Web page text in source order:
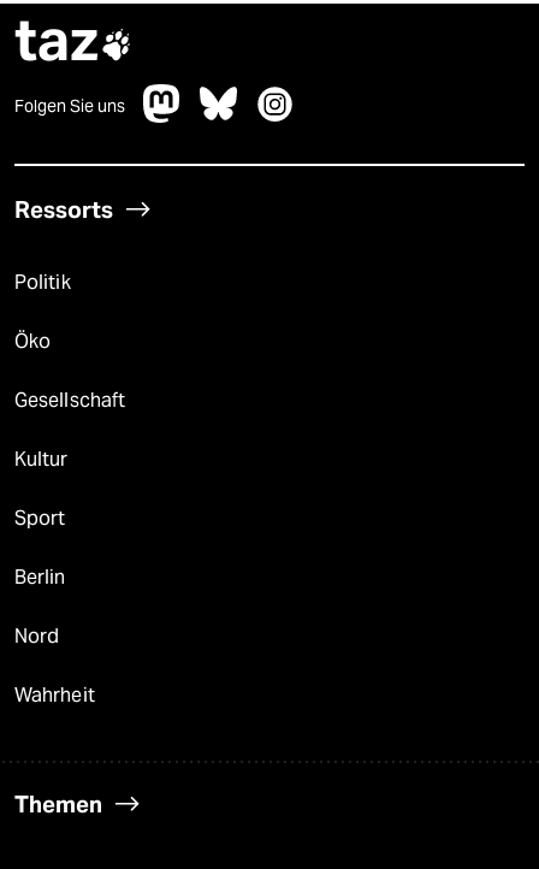
taz
Folgen Sie uns
Ressorts
Politik
Öko
Gesellschaft
Kultur
Sport
Berlin
Nord
Wahrheit
Themen